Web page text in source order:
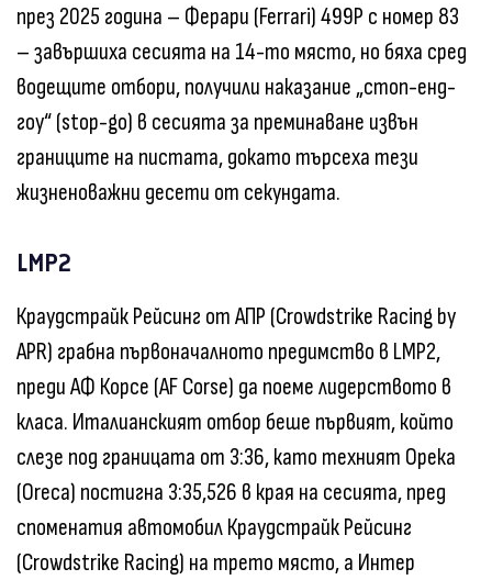
през 2025 година – Ферари (Ferrari) 499P с номер 83
– завършиха сесията на 14-то място, но бяха сред
водещите отбори, получили наказание „стоп-енд-
гоу“ (stop-go) в сесията за преминаване извън
границите на пистата, докато търсеха тези
жизненоважни десети от секундата.
LMP2
Краудстрайк Рейсинг от АПР (Crowdstrike Racing by
APR) грабна първоначалното предимство в LMP2,
преди АФ Корсе (AF Corse) да поеме лидерството в
класа. Италианският отбор беше първият, който
слезе под границата от 3:36, като техният Орека
(Oreca) постигна 3:35,526 в края на сесията, пред
споменатия автомобил Краудстрайк Рейсинг
(Crowdstrike Racing) на трето място, а Интер